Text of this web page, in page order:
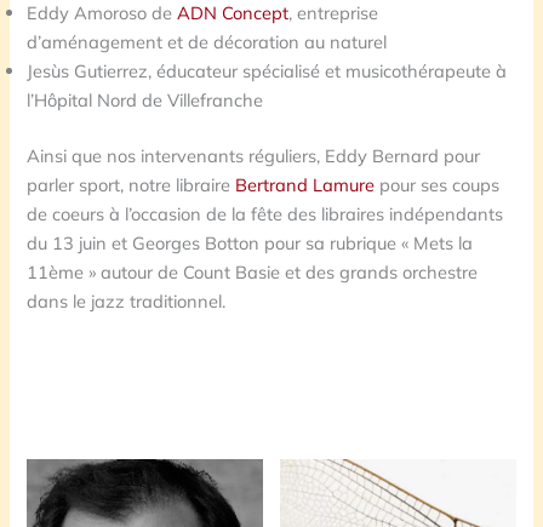
Eddy Amoroso deADN Concept, entreprise
d’aménagement et de décoration au naturel
Jesùs Gutierrez, éducateur spécialisé et musicothérapeute à
l’Hôpital Nord de Villefranche
Ainsi que nos intervenants réguliers, Eddy Bernard pour
parler sport, notre libraire Bertrand Lamure pour ses coups
de coeurs à l’occasion de la fête des libraires indépendants
du 13 juin et Georges Botton pour sa rubrique « Mets la
11ème » autour de Count Basie et des grands orchestre
dans le jazz traditionnel.